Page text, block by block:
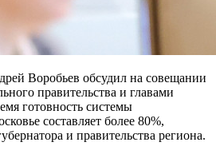
Воробьев обсудил на совещании
правительства и главами
готовность системы
составляет более 80%,
и правительства региона.